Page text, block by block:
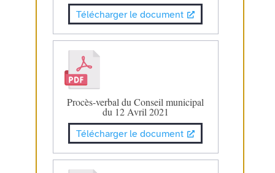
Télécharger le document
Procès-verbal du Conseil municipal
du 12 Avril 2021
Télécharger le document